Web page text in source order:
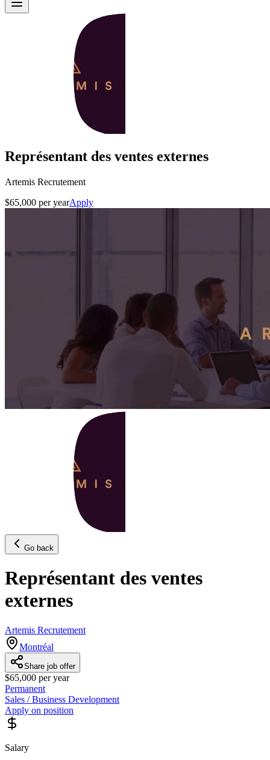
Représentant des ventes externes
Artemis Recrutement
$65,000 per yearApply
Go back
Représentant des ventes
externes
Artemis Recrutement
Montréal
Share job offer
$65,000 per year
Permanent
Sales / Business Development
Apply on position
Salary